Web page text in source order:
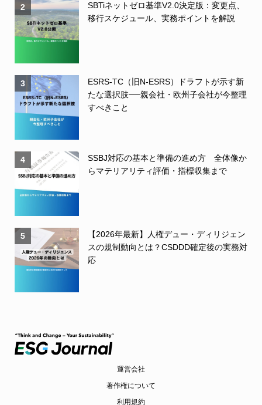
2
SBTiネットゼロ基準V2.0決定版：変更点、
移行スケジュール、実務ポイントを解説
3
ESRS-TC（旧N-ESRS）ドラフトが示す新
たな選択肢──親会社・欧州子会社が今整理
すべきこと
4
SSBJ対応の基本と準備の進め方 全体像か
らマテリアリティ評価・指標収集まで
5
【2026年最新】人権デュー・ディリジェン
スの規制動向とは？CSDDD確定後の実務対
応
運営会社
著作権について
利用規約